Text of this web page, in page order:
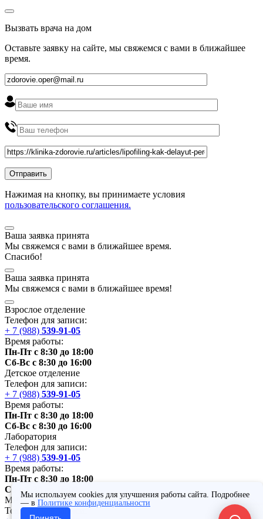
Вызвать врача на дом
Оставьте заявку на сайте, мы свяжемся с вами в ближайшее
время.
Нажимая на кнопку, вы принимаете условия
пользовательского соглашения.
Ваша заявка принята
Мы свяжемся с вами в ближайшее время.
Спасибо!
Ваша заявка принята
Мы свяжемся с вами в ближайшее время!
Взрослое отделение
Телефон для записи:
+ 7 (988) 539-91-05
Время работы:
Пн-Пт с 8:30 до 18:00
Сб-Вс с 8:30 до 16:00
Детское отделение
Телефон для записи:
+ 7 (988) 539-91-05
Время работы:
Пн-Пт с 8:30 до 18:00
Сб-Вс с 8:30 до 16:00
Лаборатория
Телефон для записи:
+ 7 (988) 539-91-05
Время работы:
Пн-Пт с 8:30 до 18:00
Сб с 8:30 до 16:00
МРТ,МСКТ
Телефон для записи:
Мы используем cookies для улучшения работы сайта. Подробнее
— в Политике конфиденциальности